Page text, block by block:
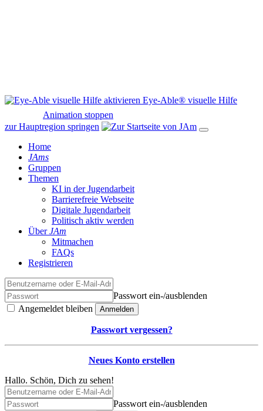
Eye-Able® visuelle Hilfe
Animation stoppen
zur Hauptregion springen
Home
JAms
Gruppen
Themen
KI in der Jugendarbeit
Barrierefreie Webseite
Digitale Jugendarbeit
Politisch aktiv werden
ÜberJAm
Mitmachen
FAQs
Registrieren
Passwort ein-/ausblenden
Angemeldet bleiben
Anmelden
Passwort vergessen?
Neues Konto erstellen
Hallo. Schön, Dich zu sehen!
Passwort ein-/ausblenden